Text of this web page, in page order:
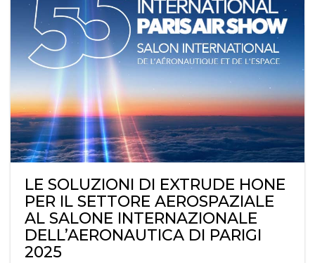
LE SOLUZIONI DI EXTRUDE HONE
PER IL SETTORE AEROSPAZIALE
AL SALONE INTERNAZIONALE
DELL’AERONAUTICA DI PARIGI
2025